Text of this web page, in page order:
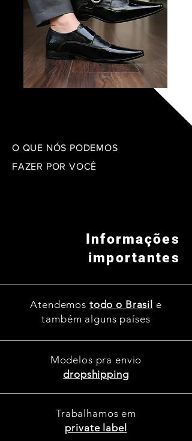
O QUE NÓS PODEMOS
FAZER POR VOCÊ
Informações
importantes
Atendemos todo o Brasil e
também alguns países
Modelos pra envio
dropshipping
Trabalhamos em
private label